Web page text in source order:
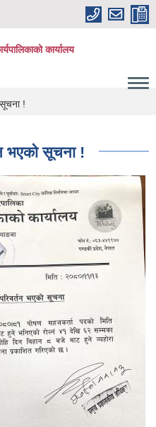
कार्यालय
सूचना !
भएको सूचना !